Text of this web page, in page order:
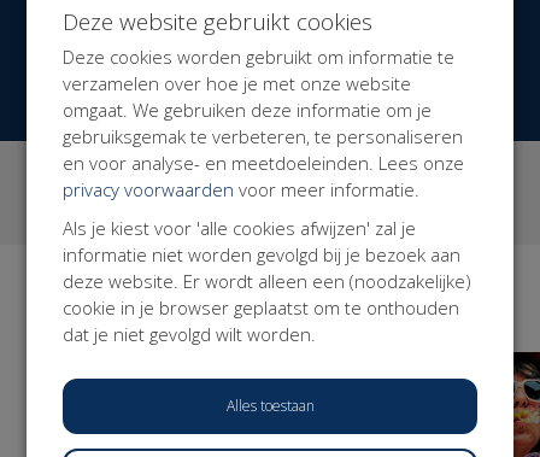
Werkenden te verenigen en door zich actief in te zetten
voor een fundamentele hervorming van de
arbeidsmarkt en het sociale stelsel.
Het is onze missie om ervoor te zorgen dat alle
werkenden zich verzekerd weten van een zelfde basis
aan zekerheden die meebewegen met hun leven, hun
werk en de keuzes die ze daarin maken. Voorwaarde
gekoppeld worden aan mensen in plaats van aan hun
formele relatie tot de arbeidsmarkt.
€ 29.526Opgehaald
DONEER NU
2
campagnes
513
Campagnes
BEKIJK ALLE
Deze website gebruikt cookies
Deze cookies worden gebruikt om informatie te
verzamelen over hoe je met onze website
omgaat. We gebruiken deze informatie om je
gebruiksgemak te verbeteren, te personaliseren
en voor analyse- en meetdoeleinden. Lees onze
privacy voorwaarden voor meer informatie.
Als je kiest voor 'alle cookies afwijzen' zal je
informatie niet worden gevolgd bij je bezoek aan
deze website. Er wordt alleen een (noodzakelijke)
cookie in je browser geplaatst om te onthouden
dat je niet gevolgd wilt worden.
Alles toestaan